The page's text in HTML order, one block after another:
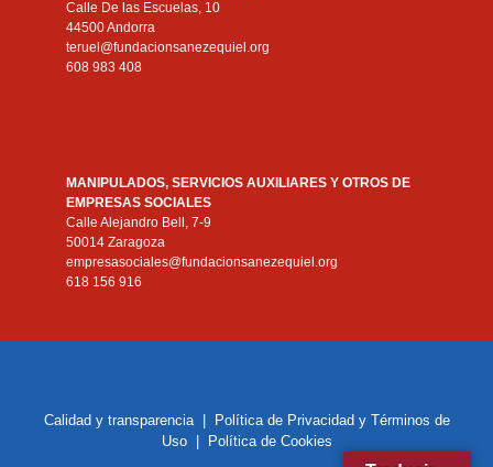
Calle De las Escuelas, 10
44500 Andorra
teruel@fundacionsanezequiel.org
608 983 408
MANIPULADOS, SERVICIOS AUXILIARES Y OTROS DE
EMPRESAS SOCIALES
Calle Alejandro Bell, 7-9
50014 Zaragoza
empresasociales@fundacionsanezequiel.org
618 156 916
Calidad y transparencia|
Política de Privacidad y Términos de
Uso| Política de Cookies